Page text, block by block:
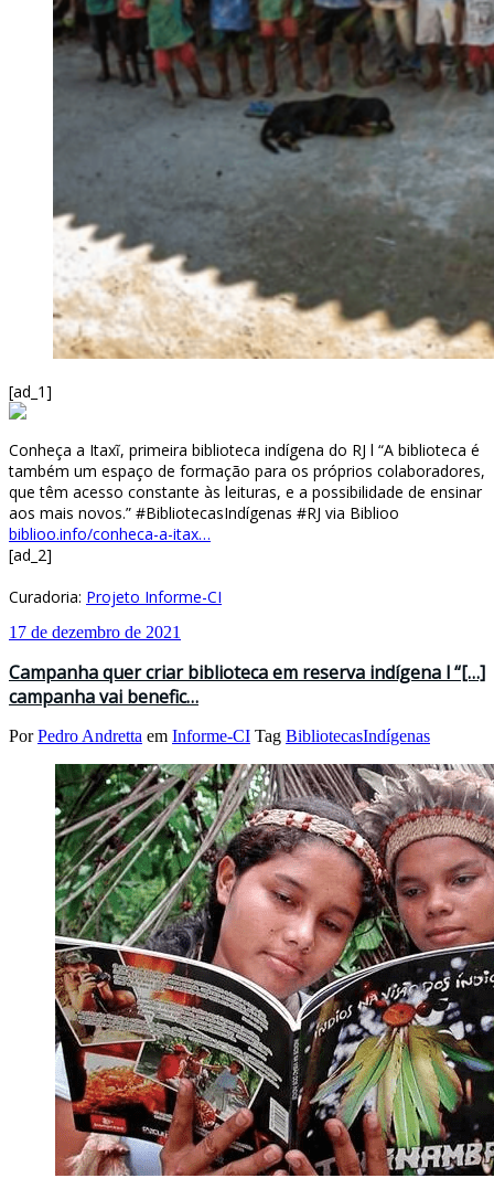
[ad_1]
Conheça a Itaxĩ, primeira biblioteca indígena do RJ l “A biblioteca é
também um espaço de formação para os próprios colaboradores,
que têm acesso constante às leituras, e a possibilidade de ensinar
aos mais novos.” #BibliotecasIndígenas #RJ via Biblioo
biblioo.info/conheca-a-itax…
[ad_2]
Curadoria: Projeto Informe-CI
17 de dezembro de 2021
Campanha quer criar biblioteca em reserva indígena l “[…]
campanha vai benefic…
PorPedro Andretta em Informe-CI Tag BibliotecasIndígenas